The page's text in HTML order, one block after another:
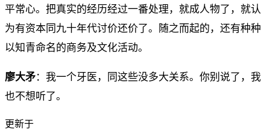
平常心。把真实的经历经过一番处理，就成人物了，就认
为有资本同九十年代讨价还价了。随之而起的，还有种种
以知青命名的商务及文化活动。
廖大矛：我一个牙医，同这些没多大关系。你别说了，我
也不想听了。
更新于